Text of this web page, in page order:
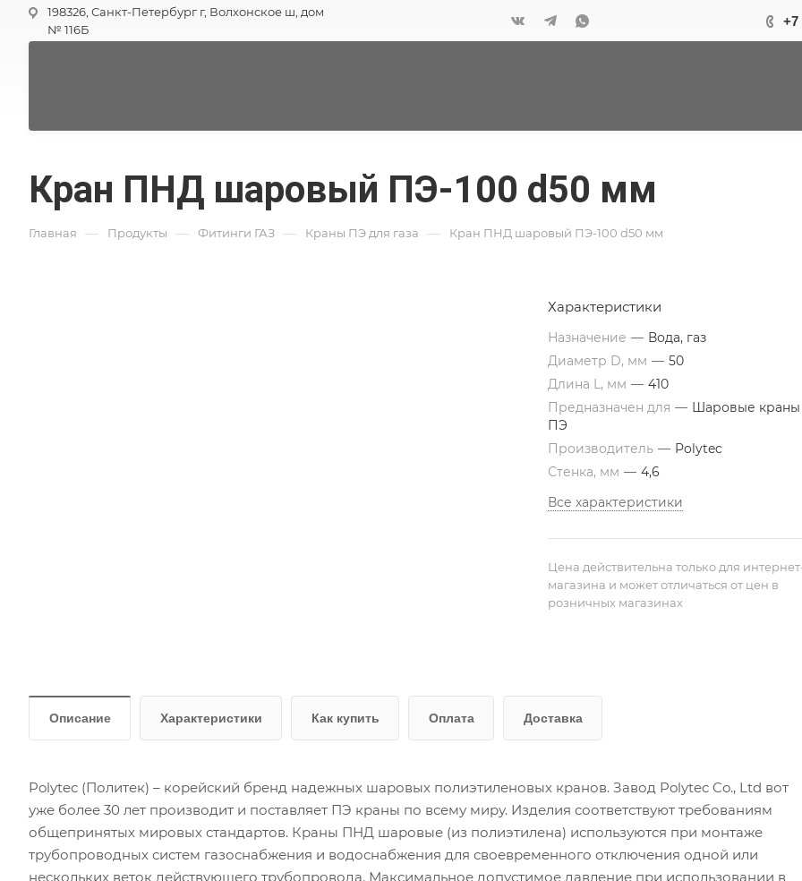
198326, Санкт-Петербург г, Волхонское ш, дом
№ 116Б
+7
Кран ПНД шаровый ПЭ-100 d50 мм
Главная — Продукты — Фитинги ГАЗ — Краны ПЭ для газа — Кран ПНД шаровый ПЭ-100 d50 мм
Характеристики
Назначение — Вода, газ
Диаметр D, мм — 50
Длина L, мм — 410
Предназначен для — Шаровые краны
ПЭ
Производитель — Polytec
Стенка, мм — 4,6
Все характеристики
Цена действительна только для
магазина и может отличаться от цен в
розничных магазинах
Описание Характеристики Как купить Оплата Доставка
Polytec (Политек) – корейский бренд надежных шаровых полиэтиленовых кранов. Завод Polytec Co., Ltd вот
уже более 30 лет производит и поставляет ПЭ краны по всему миру. Изделия соответствуют требованиям
общепринятых мировых стандартов. Краны ПНД шаровые (из полиэтилена) используются при монтаже
трубопроводных систем газоснабжения и водоснабжения для своевременного отключения одной или
нескольких веток действующего трубопровода. Максимальное допустимое давление при использовании в